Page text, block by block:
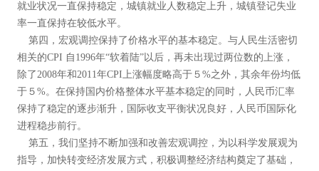
就业状况一直保持稳定，城镇就业人数稳定上升，城镇登记失业
率一直保持在较低水平。
第四，宏观调控保持了价格水平的基本稳定。与人民生活密切
相关的CPI 自1996年“软着陆”以后，再未出现过两位数的上涨，
除了2008年和2011年CPI上涨幅度略高于５%之外，其余年份均低
于５%。在保持国内价格整体水平基本稳定的同时，人民币汇率
保持了稳定的逐步渐升，国际收支平衡状况良好，人民币国际化
进程稳步前行。
第五，我们坚持不断加强和改善宏观调控，为以科学发展观为
指导，加快转变经济发展方式，积极调整经济结构奠定了基础，